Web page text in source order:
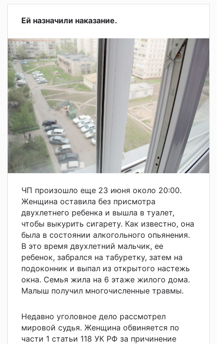
Ей назначили наказание.
ЧП произошло еще 23 июня около 20:00.
Женщина оставила без присмотра
двухлетнего ребенка и вышла в туалет,
чтобы выкурить сигарету. Как известно, она
была в состоянии алкогольного опьянения.
В это время двухлетний мальчик, ее
ребенок, забрался на табуретку, затем на
подоконник и выпал из открытого настежь
окна. Семья жила на 6 этаже жилого дома.
Малыш получил многочисленные травмы.
Недавно уголовное дело рассмотрел
мировой судья. Женщина обвиняется по
части 1 статьи 118 УК РФ за причинение